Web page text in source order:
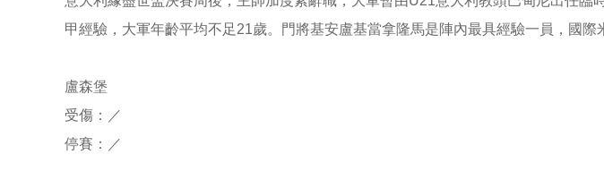
甲經驗，大軍年齡平均不足21歲。門將基安盧基當拿隆馬是陣內最具經驗一員，國際
盧森堡
受傷：／
停賽：／